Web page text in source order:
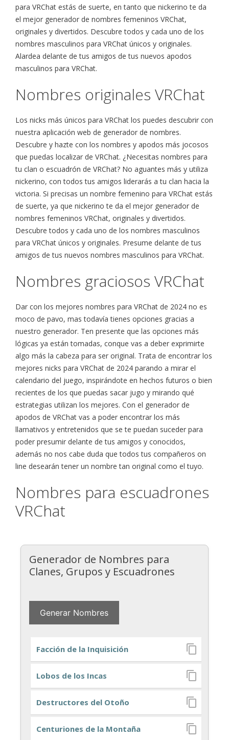
para VRChat estás de suerte, en tanto que nickerino te da
el mejor generador de nombres femeninos VRChat,
originales y divertidos. Descubre todos y cada uno de los
nombres masculinos para VRChat únicos y originales.
Alardea delante de tus amigos de tus nuevos apodos
masculinos para VRChat.
Nombres originales VRChat
Los nicks más únicos para VRChat los puedes descubrir con
nuestra aplicación web de generador de nombres.
Descubre y hazte con los nombres y apodos más jocosos
que puedas localizar de VRChat. ¿Necesitas nombres para
tu clan o escuadrón de VRChat? No aguantes más y utiliza
nickerino, con todos tus amigos liderarás a tu clan hacia la
victoria. Si precisas un nombre femenino para VRChat estás
de suerte, ya que nickerino te da el mejor generador de
nombres femeninos VRChat, originales y divertidos.
Descubre todos y cada uno de los nombres masculinos
para VRChat únicos y originales. Presume delante de tus
amigos de tus nuevos nombres masculinos para VRChat.
Nombres graciosos VRChat
Dar con los mejores nombres para VRChat de 2024 no es
moco de pavo, mas todavía tienes opciones gracias a
nuestro generador. Ten presente que las opciones más
lógicas ya están tomadas, conque vas a deber exprimirte
algo más la cabeza para ser original. Trata de encontrar los
mejores nicks para VRChat de 2024 parando a mirar el
calendario del juego, inspirándote en hechos futuros o bien
recientes de los que puedas sacar jugo y mirando qué
estrategias utilizan los mejores. Con el generador de
apodos de VRChat vas a poder encontrar los más
llamativos y entretenidos que se te puedan suceder para
poder presumir delante de tus amigos y conocidos,
además no nos cabe duda que todos tus compañeros on
line desearán tener un nombre tan original como el tuyo.
Nombres para escuadrones
VRChat